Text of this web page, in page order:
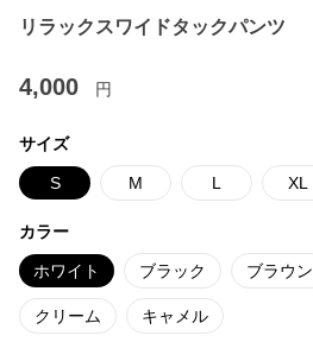
リラックスワイドタックパンツ
4,000 円
サイズ
S M L XL
カラー
ホワイト ブラック ブラウン
クリーム キャメル